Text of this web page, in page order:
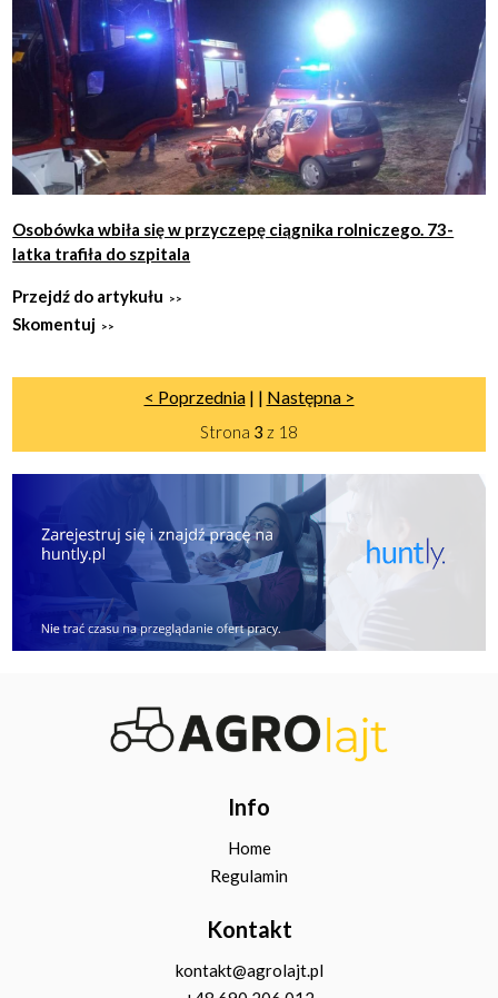
Osobówka wbiła się w przyczepę ciągnika rolniczego. 73-
latka trafiła do szpitala
Przejdź do artykułu
Skomentuj
< Poprzednia| | Następna >
Strona 3 z 18
Info
Home
Regulamin
Kontakt
kontakt@agrolajt.pl